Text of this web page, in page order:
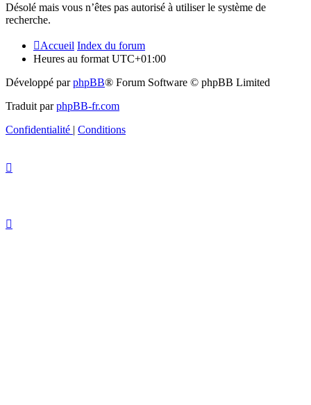
Désolé mais vous n’êtes pas autorisé à utiliser le système de
recherche.
Accueil Index du forum
Heures au format UTC+01:00
Développé parphpBB® Forum Software © phpBB Limited
Traduit parphpBB-fr.com
Confidentialité | Conditions